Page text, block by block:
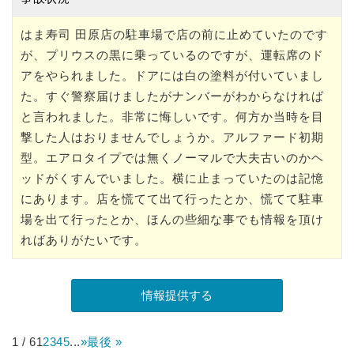
はま寿司 田原店の駐車場で店の前に止めていたのです
が、プリウスの黒に乗っているのですが、運転席のド
アをやられました。ドアには白の塗料が付いていまし
た。すぐ警察届けましたがナンバーがわからなければ
と言われました。非常に悔しいです。何方か当時を目
撃した人はおりませんでしょうか。アルファード初期
型。エアロタイプでは無くノーマルで大夫古いのかヘ
ッドがくすんでいました。横に止まっていたのは記憶
にあります。店を慌てて出て行ったとか、慌てて駐車
場を出て行ったとか、ほんの些細な事でも情報を頂け
ればありがたいです。
1 / 612345...»最後 »